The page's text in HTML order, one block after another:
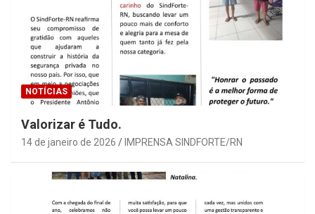
NOTÍCIAS
Valorizar é Tudo.
14 de janeiro de 2026 IMPRENSA SINDFORTE/RN